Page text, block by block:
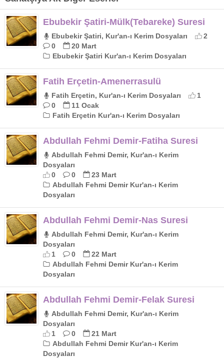
Ebubekir Şatiri-Mülk(Tebareke) Suresi
Ebubekir Şatiri, Kur'an-ı Kerim Dosyaları
2
0
20 Mart
Ebubekir Şatiri Kur'an-ı Kerim Dosyaları
Fatih Erçetin-Amenerrasulü
Fatih Erçetin, Kur'an-ı Kerim Dosyaları
1
0
11 Ocak
Fatih Erçetin Kur'an-ı Kerim Dosyaları
Abdullah Fehmi Demir-Fatiha Suresi
Abdullah Fehmi Demir, Kur'an-ı Kerim
Dosyaları
0
0
23 Mart
Abdullah Fehmi Demir Kur'an-ı Kerim
Dosyaları
Abdullah Fehmi Demir-Nas Suresi
Abdullah Fehmi Demir, Kur'an-ı Kerim
Dosyaları
1
0
22 Mart
Abdullah Fehmi Demir Kur'an-ı Kerim
Dosyaları
Abdullah Fehmi Demir-Felak Suresi
Abdullah Fehmi Demir, Kur'an-ı Kerim
Dosyaları
1
0
21 Mart
Abdullah Fehmi Demir Kur'an-ı Kerim
Dosyaları